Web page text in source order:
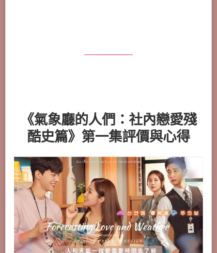
《氣象廳的人們：社內戀愛殘
酷史篇》第一集評價與心得